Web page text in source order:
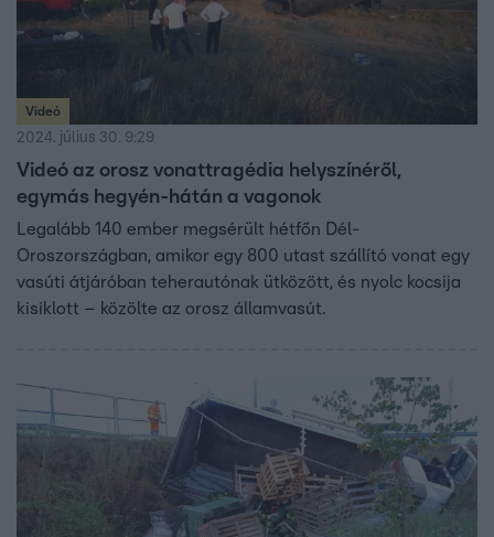
Videó
2024. július 30. 9:29
Videó az orosz vonattragédia helyszínéről,
egymás hegyén-hátán a vagonok
Legalább 140 ember megsérült hétfőn Dél-
Oroszországban, amikor egy 800 utast szállító vonat egy
vasúti átjáróban teherautónak ütközött, és nyolc kocsija
kisiklott – közölte az orosz államvasút.